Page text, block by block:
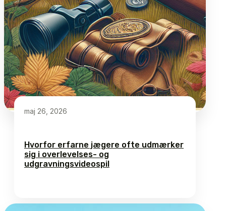
maj 26, 2026
Hvorfor erfarne jægere ofte udmærker
sig i overlevelses- og
udgravningsvideospil